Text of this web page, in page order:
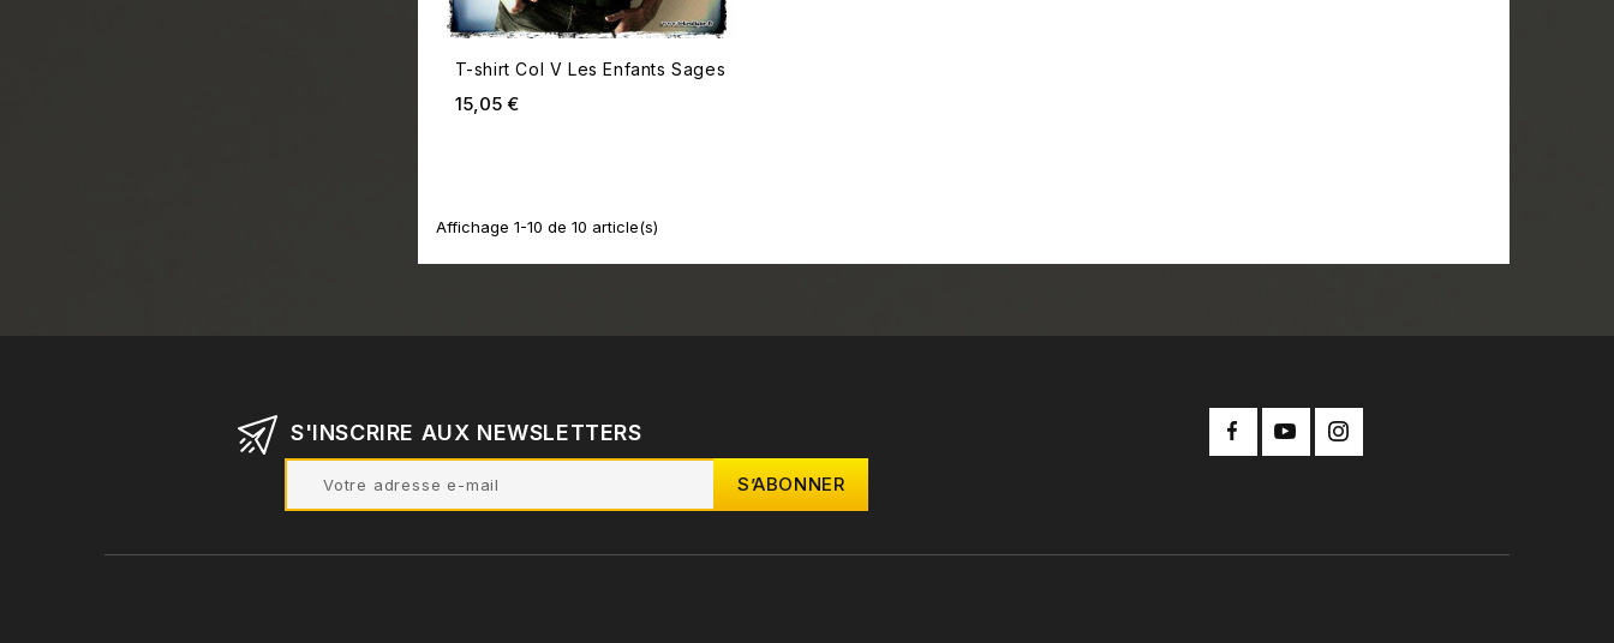
T-shirt Col V Les Enfants Sages
15,05 €Prix
Affichage 1-10 de 10 article(s)
S'INSCRIRE AUX NEWSLETTERS